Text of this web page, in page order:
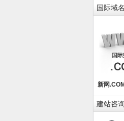
国际域
新网
建站咨询